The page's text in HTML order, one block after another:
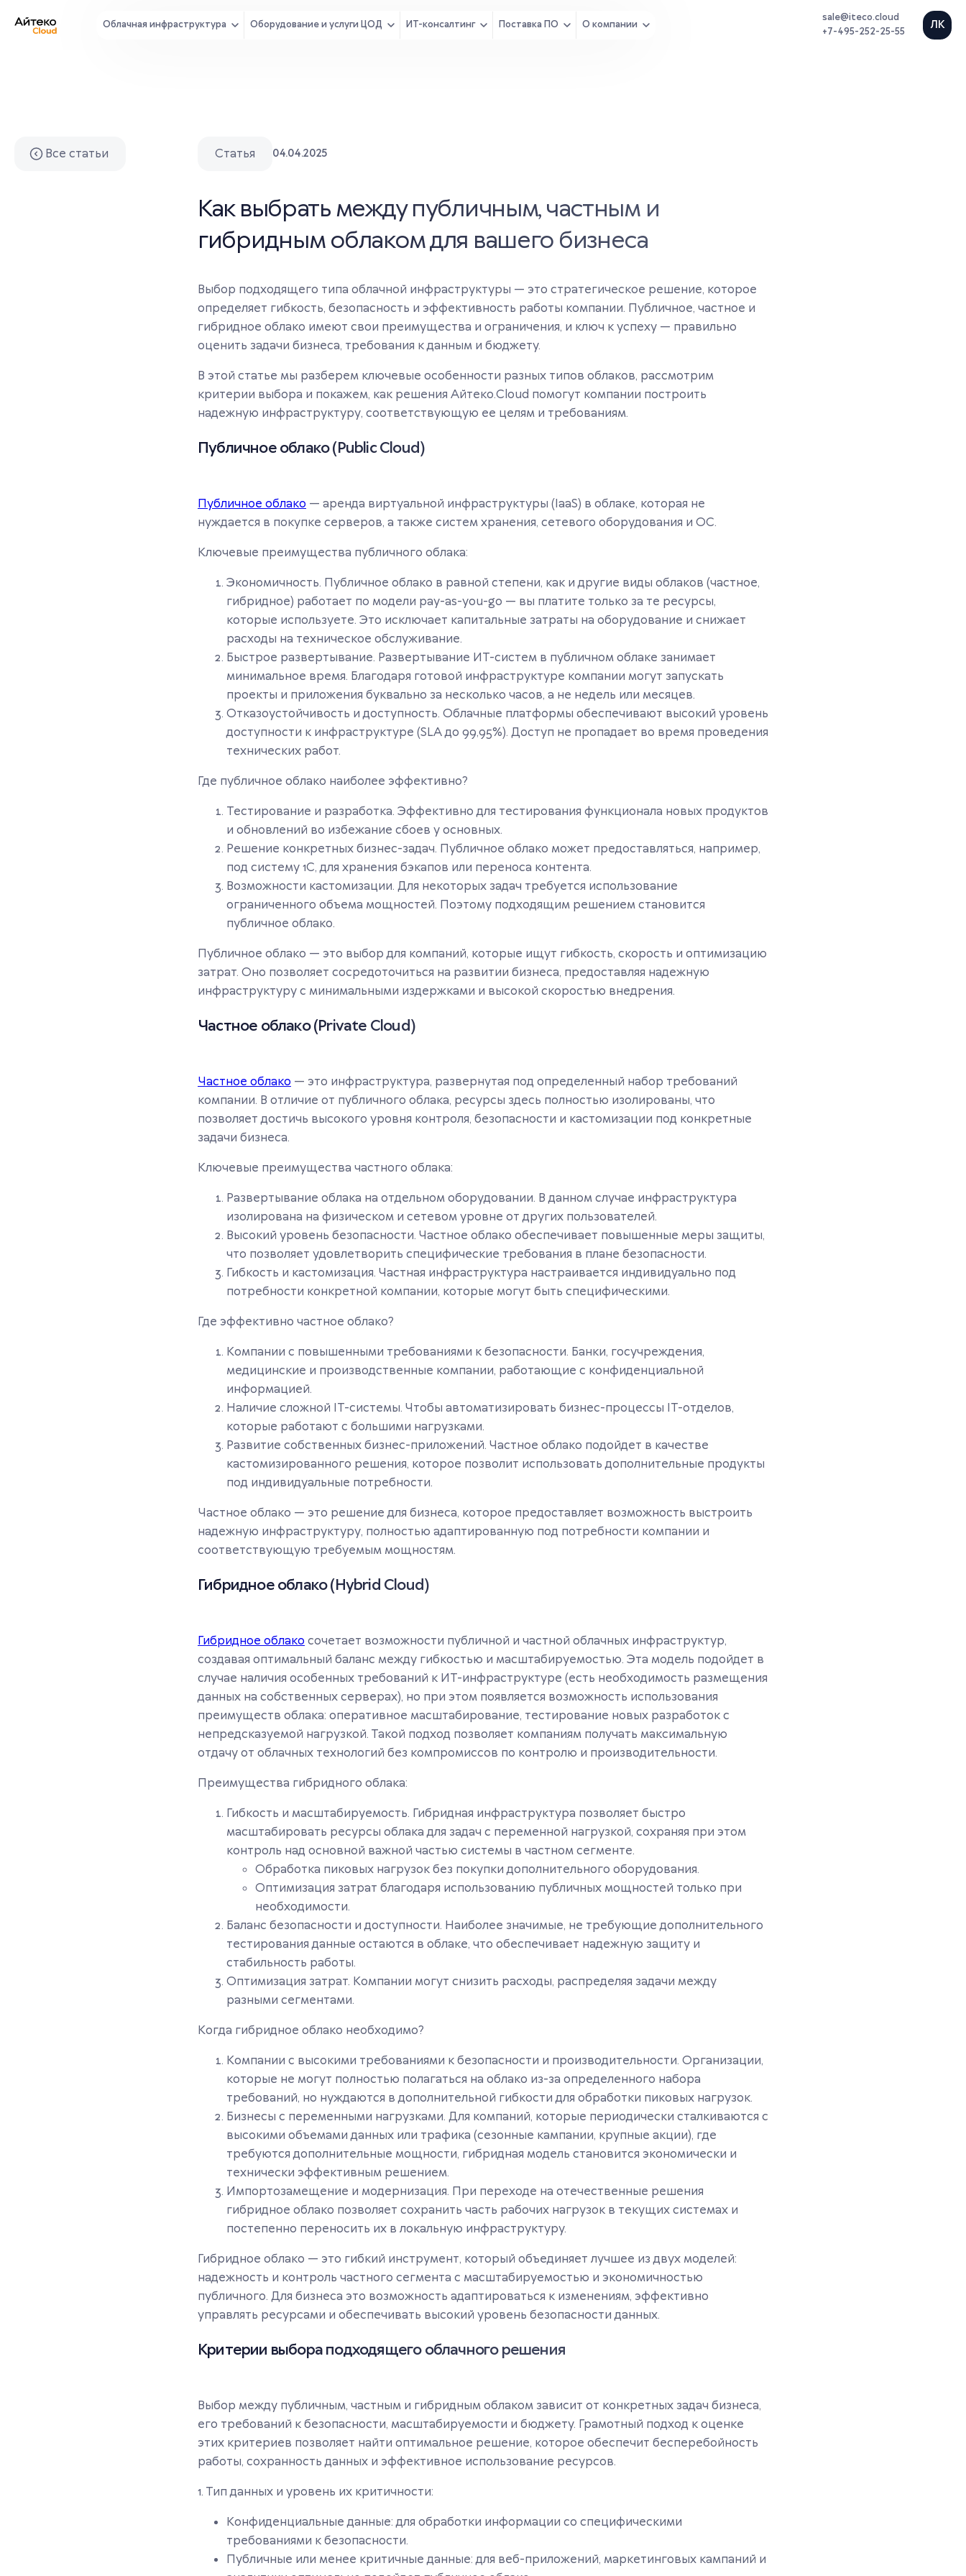
Облачная инфраструктура Оборудование и услуги ЦОД ИТ-консалтинг Поставка ПО О компании
sale@iteco.cloud
+7-495-252-25-55
Все статьи Статья 04.04.2025
Как выбрать между публичным, частным и
гибридным облаком для вашего бизнеса
Выбор подходящего типа облачной инфраструктуры — это стратегическое решение, которое
определяет гибкость, безопасность и эффективность работы компании. Публичное, частное и
гибридное облако имеют свои преимущества и ограничения, и ключ к успеху — правильно
оценить задачи бизнеса, требования к данным и бюджету.
В этой статье мы разберем ключевые особенности разных типов облаков, рассмотрим
критерии выбора и покажем, как решения Айтеко.Cloud помогут компании построить
надежную инфраструктуру, соответствующую ее целям и требованиям.
Публичное облако (Public Cloud)
Публичное облако — аренда виртуальной инфраструктуры (IaaS) в облаке, которая не
нуждается в покупке серверов, а также систем хранения, сетевого оборудования и ОС.
Ключевые преимущества публичного облака:
Экономичность. Публичное облако в равной степени, как и другие виды облаков (частное,
гибридное) работает по модели pay-as-you-go — вы платите только за те ресурсы,
которые используете. Это исключает капитальные затраты на оборудование и снижает
расходы на техническое обслуживание.
Быстрое развертывание. Развертывание ИТ-систем в публичном облаке занимает
минимальное время. Благодаря готовой инфраструктуре компании могут запускать
проекты и приложения буквально за несколько часов, а не недель или месяцев.
Отказоустойчивость и доступность. Облачные платформы обеспечивают высокий уровень
доступности к инфраструктуре (SLA до 99,95%). Доступ не пропадает во время проведения
технических работ.
Где публичное облако наиболее эффективно?
Тестирование и разработка. Эффективно для тестирования функционала новых продуктов
и обновлений во избежание сбоев у основных.
Решение конкретных бизнес-задач. Публичное облако может предоставляться, например,
под систему 1С, для хранения бэкапов или переноса контента.
Возможности кастомизации. Для некоторых задач требуется использование
ограниченного объема мощностей. Поэтому подходящим решением становится
публичное облако.
Публичное облако — это выбор для компаний, которые ищут гибкость, скорость и оптимизацию
затрат. Оно позволяет сосредоточиться на развитии бизнеса, предоставляя надежную
инфраструктуру с минимальными издержками и высокой скоростью внедрения.
Частное облако (Private Cloud)
Частное облако — это инфраструктура, развернутая под определенный набор требований
компании. В отличие от публичного облака, ресурсы здесь полностью изолированы, что
позволяет достичь высокого уровня контроля, безопасности и кастомизации под конкретные
задачи бизнеса.
Ключевые преимущества частного облака:
Развертывание облака на отдельном оборудовании. В данном случае инфраструктура
изолирована на физическом и сетевом уровне от других пользователей.
Высокий уровень безопасности. Частное облако обеспечивает повышенные меры защиты,
что позволяет удовлетворить специфические требования в плане безопасности.
Гибкость и кастомизация. Частная инфраструктура настраивается индивидуально под
потребности конкретной компании, которые могут быть специфическими.
Где эффективно частное облако?
Компании с повышенными требованиями к безопасности. Банки, госучреждения,
медицинские и производственные компании, работающие с конфиденциальной
информацией.
Наличие сложной IT-системы. Чтобы автоматизировать бизнес-процессы IT-отделов,
которые работают с большими нагрузками.
Развитие собственных бизнес-приложений. Частное облако подойдет в качестве
кастомизированного решения, которое позволит использовать дополнительные продукты
под индивидуальные потребности.
Частное облако — это решение для бизнеса, которое предоставляет возможность выстроить
надежную инфраструктуру, полностью адаптированную под потребности компании и
соответствующую требуемым мощностям.
Гибридное облако (Hybrid Cloud)
Гибридное облако сочетает возможности публичной и частной облачных инфраструктур,
создавая оптимальный баланс между гибкостью и масштабируемостью. Эта модель подойдет в
случае наличия особенных требований к ИТ-инфраструктуре (есть необходимость размещения
данных на собственных серверах), но при этом появляется возможность использования
преимуществ облака: оперативное масштабирование, тестирование новых разработок с
непредсказуемой нагрузкой. Такой подход позволяет компаниям получать максимальную
отдачу от облачных технологий без компромиссов по контролю и производительности.
Преимущества гибридного облака:
Гибкость и масштабируемость. Гибридная инфраструктура позволяет быстро
масштабировать ресурсы облака для задач с переменной нагрузкой, сохраняя при этом
контроль над основной важной частью системы в частном сегменте.
Обработка пиковых нагрузок без покупки дополнительного оборудования.
Оптимизация затрат благодаря использованию публичных мощностей только при
необходимости.
Баланс безопасности и доступности. Наиболее значимые, не требующие дополнительного
тестирования данные остаются в облаке, что обеспечивает надежную защиту и
стабильность работы.
Оптимизация затрат. Компании могут снизить расходы, распределяя задачи между
разными сегментами.
Когда гибридное облако необходимо?
Компании с высокими требованиями к безопасности и производительности. Организации,
которые не могут полностью полагаться на облако из-за определенного набора
требований, но нуждаются в дополнительной гибкости для обработки пиковых нагрузок.
Бизнесы с переменными нагрузками. Для компаний, которые периодически сталкиваются с
высокими объемами данных или трафика (сезонные кампании, крупные акции), где
требуются дополнительные мощности, гибридная модель становится экономически и
технически эффективным решением.
Импортозамещение и модернизация. При переходе на отечественные решения
гибридное облако позволяет сохранить часть рабочих нагрузок в текущих системах и
постепенно переносить их в локальную инфраструктуру.
Гибридное облако — это гибкий инструмент, который объединяет лучшее из двух моделей:
надежность и контроль частного сегмента с масштабируемостью и экономичностью
публичного. Для бизнеса это возможность адаптироваться к изменениям, эффективно
управлять ресурсами и обеспечивать высокий уровень безопасности данных.
Критерии выбора подходящего облачного решения
Выбор между публичным, частным и гибридным облаком зависит от конкретных задач бизнеса,
его требований к безопасности, масштабируемости и бюджету. Грамотный подход к оценке
этих критериев позволяет найти оптимальное решение, которое обеспечит бесперебойность
работы, сохранность данных и эффективное использование ресурсов.
1. Тип данных и уровень их критичности:
Конфиденциальные данные: для обработки информации со специфическими
требованиями к безопасности.
Публичные или менее критичные данные: для веб-приложений, маркетинговых кампаний и